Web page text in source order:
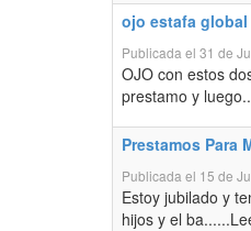
ojo estafa
Publicada el 31 de
OJO con estos
prestamo y
Prestamos Para
Publicada el 15 de
Estoy jubilado y
hijos y el